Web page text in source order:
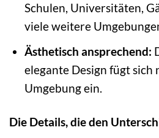
Schulen, Universitäten,
viele weitere
Ästhetisch ansprechend:
elegante Design fügt sich
Umgebung ein.
Die Details, die den